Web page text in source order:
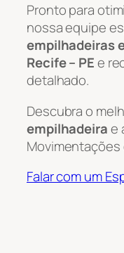
Pronto para
nossa equipe
empilhadeiras
Recife – PEe
detalhado.
Descubra o
empilhadeirae
Movimentações
Falar com um